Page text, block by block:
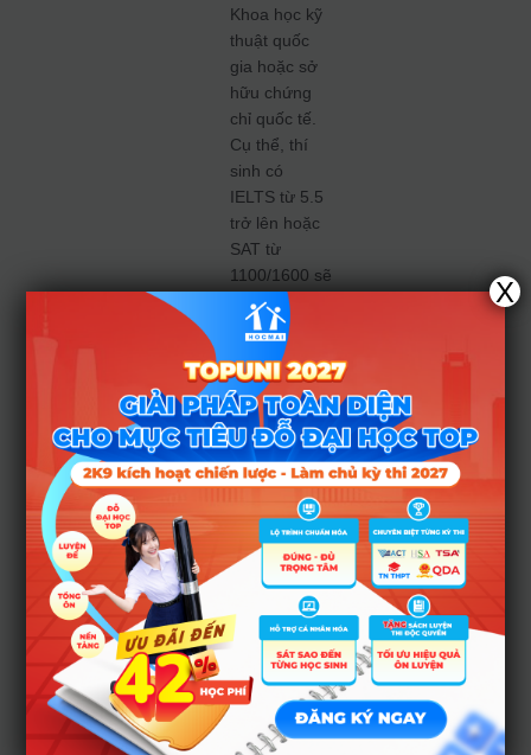
Khoa học kỹ
thuật quốc
gia hoặc sở
hữu chứng
chỉ quốc tế.
Cụ thể, thí
sinh có
IELTS từ 5.5
trở lên hoặc
SAT từ
1100/1600 sẽ
được cộng
điểm ưu tiên
(tổng điểm
cộng tối đa 3
điểm, chỉ áp
dụng cho
phương thức
xét điểm thi).
tuyển
thẳng:
Chiếm tối đa
40% chỉ tiêu
mỗi ngành.
Nếu diện này
không tuyển
đủ, chỉ tiêu
còn lại sẽ
X